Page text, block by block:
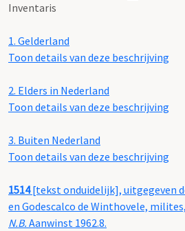
Inventaris
1. Gelderland
Toon details van deze beschrijving
2. Elders in Nederland
Toon details van deze beschrijving
3. Buiten Nederland
Toon details van deze beschrijving
1514[tekst onduidelijk], uitgegeven
en Godescalco de Winthovele,
N.B. Aanwinst 1962.8.